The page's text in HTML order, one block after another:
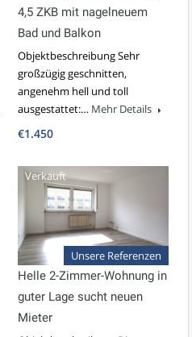
4,5 ZKB mit nagelneuem
Bad und Balkon
Objektbeschreibung Sehr
großzügig geschnitten,
angenehm hell und toll
ausgestattet:… Mehr Details
€1.450
Verkauft
Unsere Referenzen
Helle 2-Zimmer-Wohnung in
guter Lage sucht neuen
Mieter